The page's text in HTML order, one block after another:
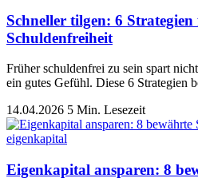
Schneller tilgen: 6
Schuldenfreiheit
Früher schuldenfrei zu sein spart
ein gutes Gefühl. Diese 6 Strategien
14.04.2026 5 Min. Lesezeit
eigenkapital
Eigenkapital ansparen: 8